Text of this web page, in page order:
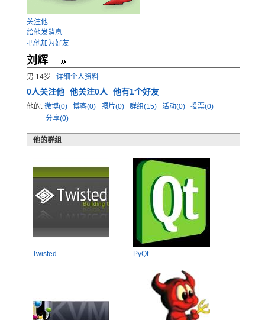
关注他
给他发消息
把他加为好友
刘辉
男 14岁 详细个人资料
0人关注他 他关注0人 他有1个好友
他的: 微博(0) 博客(0) 照片(0) 群组(15) 活动(0)
投票(0)
分享(0)
他的群组
Twisted PyQt